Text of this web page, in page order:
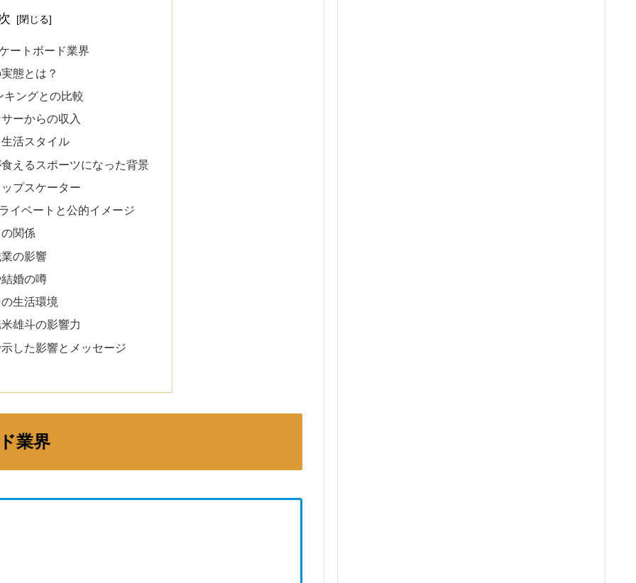
ートボード業界
態とは？
キングとの比較
ーからの収入
活スタイル
えるスポーツになった背景
プスケーター
イベートと公的イメージ
関係
の影響
婚の噂
生活環境
雄斗の影響力
した影響とメッセージ
業界